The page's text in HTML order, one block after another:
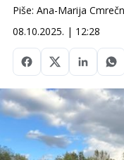
Piše: Ana-Marija
08.10.2025. | 12:28